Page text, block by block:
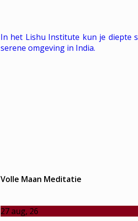
In het Lishu Institute kun je diepte
serene omgeving in India.
Volle Maan Meditatie
27aug, 26